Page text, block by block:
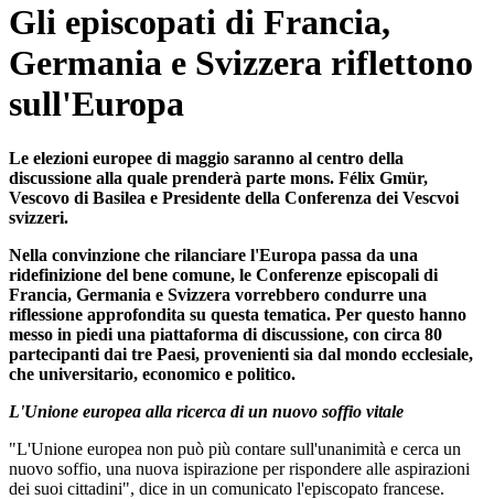
Gli episcopati di Francia,
Germania e Svizzera riflettono
sull'Europa
Le elezioni europee di maggio saranno al centro della
discussione alla quale prenderà parte mons. Félix Gmür,
Vescovo di Basilea e Presidente della Conferenza dei Vescvoi
svizzeri.
Nella convinzione che rilanciare l'Europa passa da una
ridefinizione del bene comune, le Conferenze episcopali di
Francia, Germania e Svizzera vorrebbero condurre una
riflessione approfondita su questa tematica. Per questo hanno
messo in piedi una piattaforma di discussione, con circa 80
partecipanti dai tre Paesi, provenienti sia dal mondo ecclesiale,
che universitario, economico e politico.
L'Unione europea alla ricerca di un nuovo soffio vitale
"L'Unione europea non può più contare sull'unanimità e cerca un
nuovo soffio, una nuova ispirazione per rispondere alle aspirazioni
dei suoi cittadini", dice in un comunicato l'episcopato francese.